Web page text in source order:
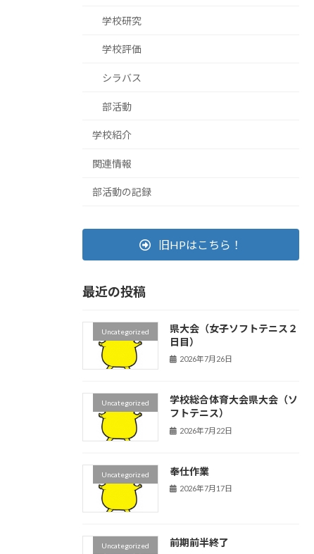
学校研究
学校評価
シラバス
部活動
学校紹介
関連情報
部活動の記録
旧HPはこちら！
最近の投稿
Uncategorized
県大会（女子ソフトテニス２
日目）
2026年7月26日
Uncategorized
学校総合体育大会県大会（ソ
フトテニス）
2026年7月22日
Uncategorized 奉仕作業
2026年7月17日
Uncategorized 前期前半終了